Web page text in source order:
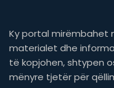
Ky portal mirëmbahet
materialet dhe
të kopjohen, shtypen
mënyre tjetër për